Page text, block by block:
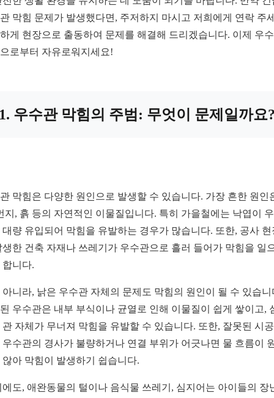
막힘 문제가 발생했다면, 주저하지 마시고 저희에게 연락 주
게 현장으로 출동하여 문제를 해결해 드리겠습니다. 이제 우
로부터 자유로워지세요!
우수관 막힘의 주범: 무엇이 문제일까요
막힘은 다양한 원인으로 발생할 수 있습니다. 가장 흔한 원인
지, 흙 등의 자연적인 이물질입니다. 특히 가을철에는 낙엽이
대량 유입되어 막힘을 유발하는 경우가 많습니다. 또한, 공사 현
생한 건축 자재나 쓰레기가 우수관으로 흘러 들어가 막힘을 일
합니다.
아니라, 낡은 우수관 자체의 문제도 막힘의 원인이 될 수 있습니
우수관은 내부 부식이나 균열로 인해 이물질이 쉽게 쌓이고,
관 자체가 무너져 막힘을 유발할 수 있습니다. 또한, 잘못된 시
우수관의 경사가 불량하거나 연결 부위가 어긋나면 물 흐름이
않아 막힘이 발생하기 쉽습니다.
에도, 애완동물의 털이나 음식물 쓰레기, 심지어는 아이들의 장